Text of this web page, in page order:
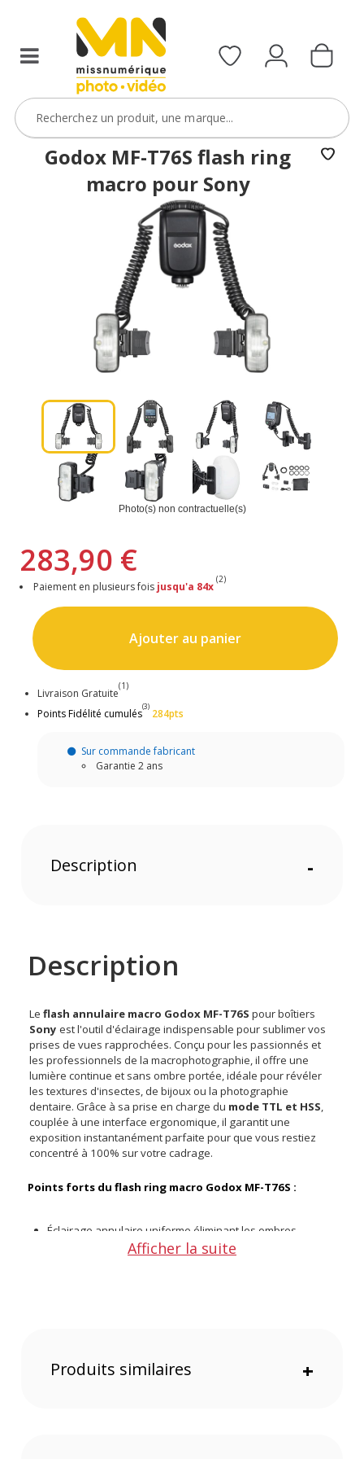
Godox MF-T76S flash ring
macro pour Sony
Photo(s) non contractuelle(s)
283,90 €
Paiement en plusieurs fois jusqu'a 84x
(2)
Ajouter au panier
Livraison Gratuite
(1)
Points Fidélité cumulés
(3)
284pts
Sur commande fabricant
Garantie 2 ans
Description -
Description
Leflash annulaire macro Godox MF-T76S pour boîtiers
Sony est l'outil d'éclairage indispensable pour sublimer vos
prises de vues rapprochées. Conçu pour les passionnés et
les professionnels de la macrophotographie, il offre une
lumière continue et sans ombre portée, idéale pour révéler
les textures d'insectes, de bijoux ou la photographie
dentaire. Grâce à sa prise en charge du mode TTL et HSS,
couplée à une interface ergonomique, il garantit une
exposition instantanément parfaite pour que vous restiez
concentré à 100% sur votre cadrage.
Points forts du flash ring macro Godox MF-T76S :
Éclairage annulaire uniforme éliminant les ombres
portées disgracieuses
éclairs à pleine puissance
Afficher la suite
Produits similaires +